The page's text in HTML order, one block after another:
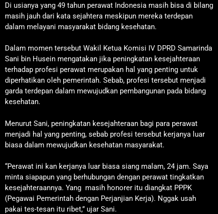
Di usianya yang 49 tahun perawat Indonesia masih bisa di bilang
masih jauh dari kata sejahtera meskipun mereka terdepan
dalam melayani masyarakat bidang kesehatan.
Dalam momen tersebut Wakil Ketua Komisi IV DPRD Samarinda
Sani bin Husein mengatakan jika peningkatan kesejahteraan
terhadap profesi perawat merupakan hal yang penting untuk
diperhatikan oleh pemerintah. Sebab, profesi tersebut menjadi
garda terdepan dalam mewujudkan pembangunan pada bidang
kesehatan.
Menurut Sani, peningkatan kesejahteraan bagi para perawat
menjadi hal yang penting, sebab profesi tersebut kerjanya luar
biasa dalam mewujudkan kesehatan masyarakat.
“Perawat ini kan kerjanya luar biasa siang malam, 24 jam. Saya
minta siapapun yang berhubungan dengan perawat tingkatkan
kesejahteraannya. Yang masih honorer itu diangkat PPPK
(Pegawai Pemerintah dengan Perjanjian Kerja). Nggak usah
pakai tes-tesan itu ribet,” ujar Sani.